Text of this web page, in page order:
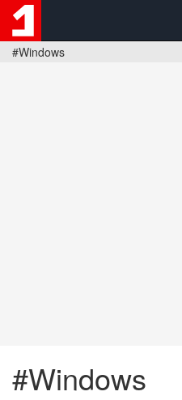
#Windows
#Windows